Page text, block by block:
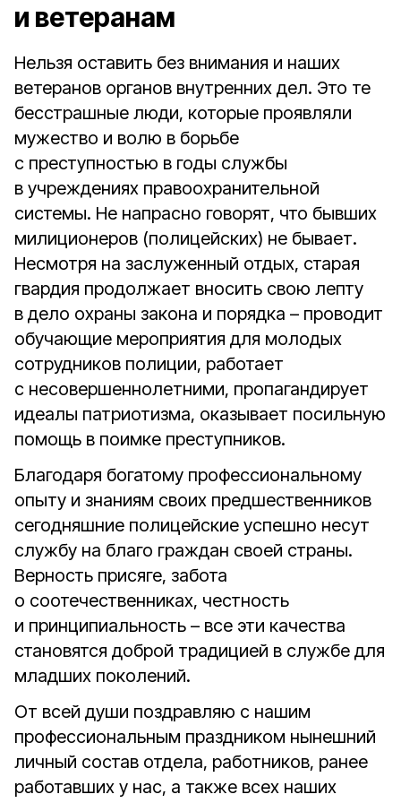
и ветеранам
Нельзя оставить без внимания и наших
ветеранов органов внутренних дел. Это те
бесстрашные люди, которые проявляли
мужество и волю в борьбе
с преступностью в годы службы
в учреждениях правоохранительной
системы. Не напрасно говорят, что бывших
милиционеров (полицейских) не бывает.
Несмотря на заслуженный отдых, старая
гвардия продолжает вносить свою лепту
в дело охраны закона и порядка – проводит
обучающие мероприятия для молодых
сотрудников полиции, работает
с несовершеннолетними, пропагандирует
идеалы патриотизма, оказывает посильную
помощь в поимке преступников.
Благодаря богатому профессиональному
опыту и знаниям своих предшественников
сегодняшние полицейские успешно несут
службу на благо граждан своей страны.
Верность присяге, забота
о соотечественниках, честность
и принципиальность – все эти качества
становятся доброй традицией в службе для
младших поколений.
От всей души поздравляю с нашим
профессиональным праздником нынешний
личный состав отдела, работников, ранее
работавших у нас, а также всех наших